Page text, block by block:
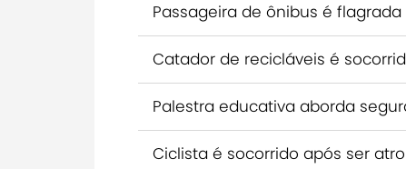
Passageira de ônibus é
Catador de recicláveis é
Palestra educativa aborda
Ciclista é socorrido após ser